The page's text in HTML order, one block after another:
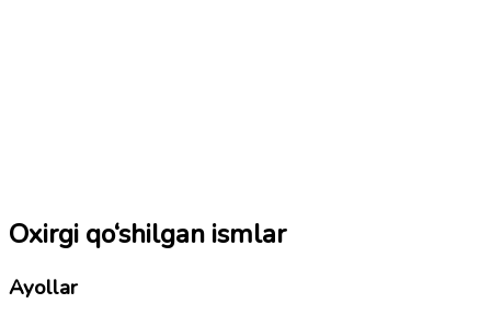
Oxirgi qo‘shilgan ismlar
Ayollar